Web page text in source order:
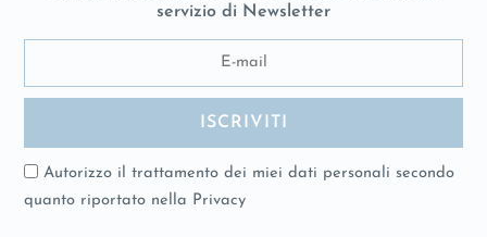
servizio di Newsletter
Autorizzo il trattamento dei miei dati personali secondo
quanto riportato nella Privacy